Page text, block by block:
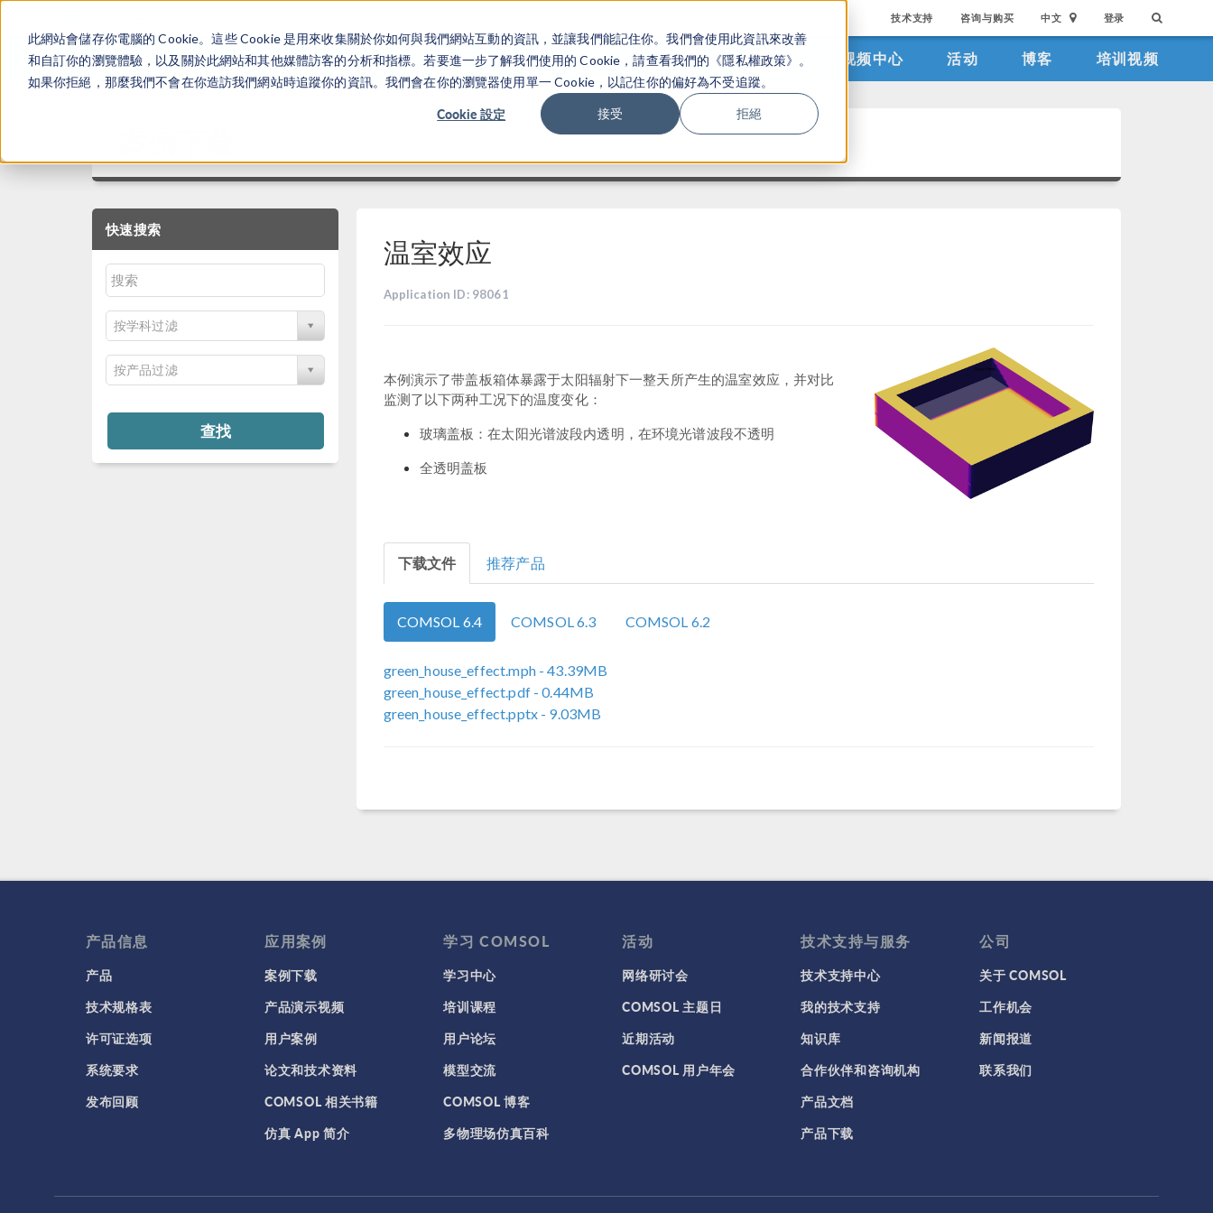
此網站會儲存你電腦的 Cookie。這些 Cookie 是用來收集關於你如何與我們網站互動的資訊，並讓我們能記住你。我們會使用此資訊來改善
和自訂你的瀏覽體驗，以及關於此網站和其他媒體訪客的分析和指標。若要進一步了解我們使用的 Cookie，請查看我們的《隱私權政策》。
如果你拒絕，那麼我們不會在你造訪我們網站時追蹤你的資訊。我們會在你的瀏覽器使用單一 Cookie，以記住你的偏好為不受追蹤。
Cookie 設定 接受 拒絕
技术支持 咨询与购买 中文 登录
产品 行业应用 视频中心 活动 博客 培训视频
快速搜索
按学科过滤
按产品过滤
查找
温室效应
Application ID: 98061
本例演示了带盖板箱体暴露于太阳辐射下一整天所产生的温室效应，并对比
监测了以下两种工况下的温度变化：
玻璃盖板：在太阳光谱波段内透明，在环境光谱波段不透明
全透明盖板
下载文件 推荐产品
COMSOL 6.4 COMSOL 6.3 COMSOL 6.2
green_house_effect.mph- 43.39MB
green_house_effect.pdf- 0.44MB
green_house_effect.pptx- 9.03MB
产品信息
产品
技术规格表
许可证选项
系统要求
发布回顾
应用案例
案例下载
产品演示视频
用户案例
论文和技术资料
COMSOL 相关书籍
仿真 App 简介
学习 COMSOL
学习中心
培训课程
用户论坛
模型交流
COMSOL 博客
多物理场仿真百科
活动
网络研讨会
COMSOL 主题日
近期活动
COMSOL 用户年会
技术支持与服务
技术支持中心
我的技术支持
知识库
合作伙伴和咨询机构
产品文档
产品下载
公司
关于 COMSOL
工作机会
新闻报道
联系我们